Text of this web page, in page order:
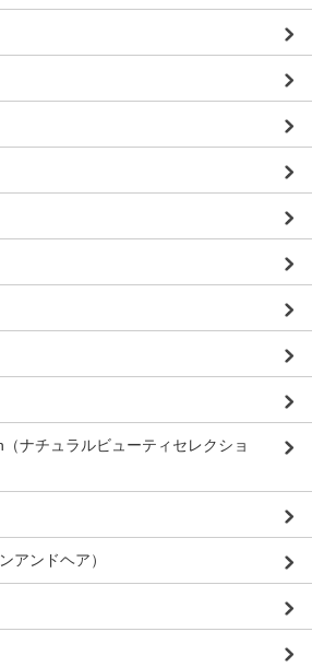
ナチュラルビューティセレクショ
アンドヘア）